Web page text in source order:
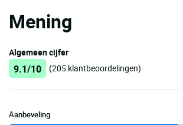
Mening
Algemeen cijfer
9.1/10 (205 klantbeoordelingen)
Aanbeveling